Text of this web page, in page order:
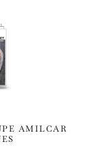
AMILCAR